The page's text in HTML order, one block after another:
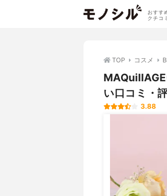
おすす
クチコ
TOP コスメ
い口コミ・
3.88